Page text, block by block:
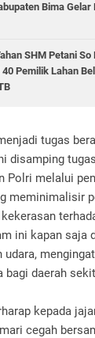
Bima Gelar
SHM Petani So
Pemilik Lahan
tugas
disamping
Polri melalui
meminimalisir
ini kapan saja
bagi daerah
kepada
cegah